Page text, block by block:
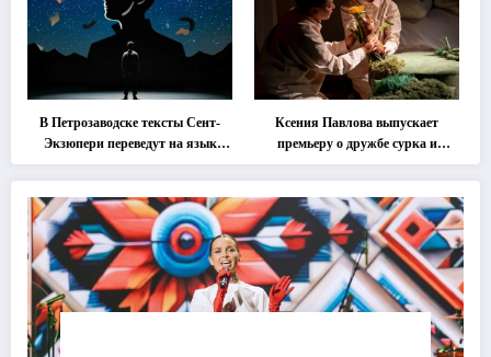
В Петрозаводске тексты Сент-
Экзюпери переведут на язык
современной хореографии
Ксения Павлова выпускает
премьеру о дружбе сурка и
одуванчика